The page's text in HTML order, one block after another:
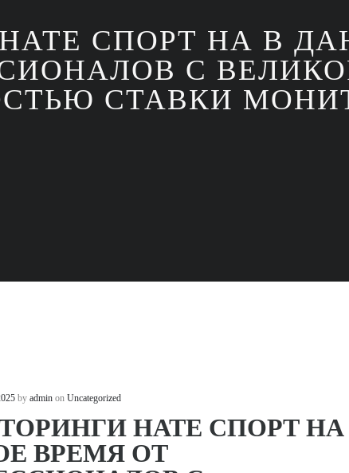
СПОРТ НА В
С
СТАВКИ
by admin on Uncategorized
НАТЕ СПОРТ НА
ВРЕМЯ ОТ